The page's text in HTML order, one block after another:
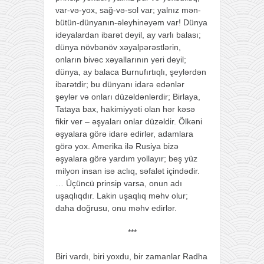
var-və-yox, sağ-və-sol var; yalnız mən-
bütün-dünyanın-əleyhinəyəm var! Dünya
ideyalardan ibarət deyil, ay varlı balası;
dünya növbənöv xəyalpərəstlərin,
onların bivec xəyallarının yeri deyil;
dünya, ay balaca Burnufırtıqlı, şeylərdən
ibarətdir; bu dünyanı idarə edənlər
şeylər və onları düzəldənlərdir; Birlaya,
Tataya bax, hakimiyyəti olan hər kəsə
fikir ver – əşyaları onlar düzəldir. Ölkəni
əşyalara görə idarə edirlər, adamlara
görə yox. Amerika ilə Rusiya bizə
əşyalara görə yardım yollayır; beş yüz
milyon insan isə aclıq, səfalət içindədir.
… Üçüncü prinsip varsa, onun adı
uşaqlıqdır. Lakin uşaqlıq məhv olur;
daha doğrusu, onu məhv edirlər.
***
Biri vardı, biri yoxdu, bir zamanlar Radha